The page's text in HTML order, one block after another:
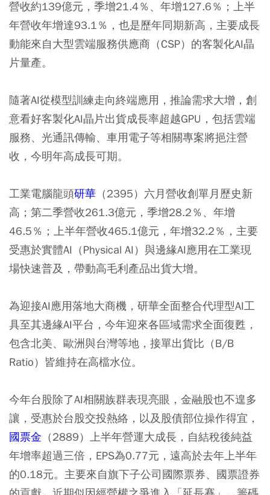
營收約139億元，季增21.4％、年增127.6％；上半
年營收年增達93.1％，也是歷年同期新高，主要成長
動能來自大型雲端服務供應商（CSP）的客製化AI晶
片量產。
隨著AI從模型訓練走向終端應用，推論需求大增，創
意看好客製化AI晶片出貨成長率超越GPU，包括雲端
服務、光通訊傳輸、車用電子等相關專案將挹注營
收，今明年高成長可期。
工業電腦龍頭研華 （2395）六月營收創單月歷史新
高；第二季營收261.3億元，季增28.2％、年增
46.5％；上半年營收465.1億元，年增32.2％，主要
受惠於實體AI（Physical AI）與邊緣AI應用在工業現
場快速普及，帶動高毛利產品出貨大增。
為迎接AI應用落地大商機，研華全面整合代理型AI工
具至其邊緣AI平台，今年迎來各區域需求全面復甦，
包含北美、歐洲與台灣等地，接單出貨比（B/B
Ratio）皆維持在高檔水位。
今年台股除了AI相關族群表現亮眼，金融股也不遑多
讓，受惠於台股交投熱絡，以及股債部位操作得宜，
國票金 （2889）上半年營運大成長，自結稅後純益
年增率超過三倍，EPS為0.77元，遠高於去年上半年
的0.18元。主要來自旗下子公司國際票券、國票證券